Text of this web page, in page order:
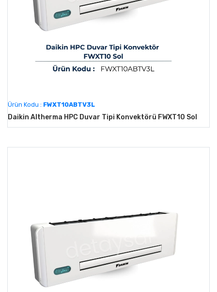
Ürün Kodu : FWXT10ABTV3L
Daikin Altherma HPC Duvar Tipi Konvektörü FWXT10 Sol